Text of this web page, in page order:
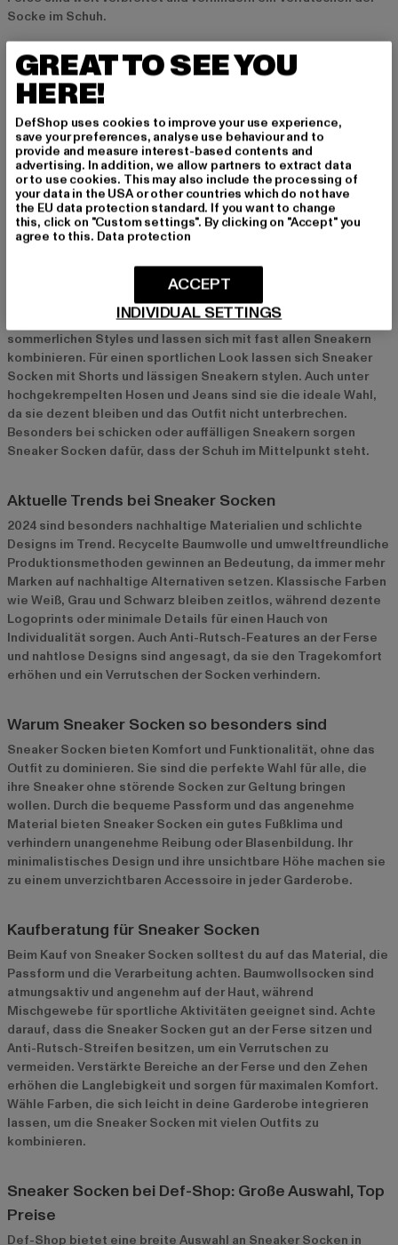
Socke im Schuh.
Materialien für maximalen Komfort und
Atmungsaktivität
Sneaker Socken bestehen oft aus Materialien wie Baumwolle,
Polyester oder Mischgeweben, die für Atmungsaktivität und ein
angenehmes Fußklima sorgen. Baumwollsocken sind weich und
hautfreundlich, während Polyester und Funktionsfasern schnell
trocknen und die Feuchtigkeit gut ableiten. Hochwertige
Sneaker Socken haben zudem verstärkte Fersen- und
Zehenbereiche, die für eine längere Haltbarkeit sorgen.
Styling-Tipps für Sneaker Socken
Sneaker Socken sind perfekt für verschiedene Looks und
Outfits. Sie passen optimal zu sportlichen, lässigen oder
sommerlichen Styles und lassen sich mit fast allen Sneakern
kombinieren. Für einen sportlichen Look lassen sich Sneaker
Socken mit Shorts und lässigen Sneakern stylen. Auch unter
hochgekrempelten Hosen und Jeans sind sie die ideale Wahl,
da sie dezent bleiben und das Outfit nicht unterbrechen.
Besonders bei schicken oder auffälligen Sneakern sorgen
Sneaker Socken dafür, dass der Schuh im Mittelpunkt steht.
Aktuelle Trends bei Sneaker Socken
2024 sind besonders nachhaltige Materialien und schlichte
Designs im Trend. Recycelte Baumwolle und umweltfreundliche
Produktionsmethoden gewinnen an Bedeutung, da immer mehr
Marken auf nachhaltige Alternativen setzen. Klassische Farben
wie Weiß, Grau und Schwarz bleiben zeitlos, während dezente
Logoprints oder minimale Details für einen Hauch von
Individualität sorgen. Auch Anti-Rutsch-Features an der Ferse
und nahtlose Designs sind angesagt, da sie den Tragekomfort
erhöhen und ein Verrutschen der Socken verhindern.
Warum Sneaker Socken so besonders sind
Sneaker Socken bieten Komfort und Funktionalität, ohne das
Outfit zu dominieren. Sie sind die perfekte Wahl für alle, die
ihre Sneaker ohne störende Socken zur Geltung bringen
wollen. Durch die bequeme Passform und das angenehme
Material bieten Sneaker Socken ein gutes Fußklima und
verhindern unangenehme Reibung oder Blasenbildung. Ihr
minimalistisches Design und ihre unsichtbare Höhe machen sie
zu einem unverzichtbaren Accessoire in jeder Garderobe.
Kaufberatung für Sneaker Socken
Beim Kauf von Sneaker Socken solltest du auf das Material, die
Passform und die Verarbeitung achten. Baumwollsocken sind
atmungsaktiv und angenehm auf der Haut, während
Mischgewebe für sportliche Aktivitäten geeignet sind. Achte
darauf, dass die Sneaker Socken gut an der Ferse sitzen und
Anti-Rutsch-Streifen besitzen, um ein Verrutschen zu
vermeiden. Verstärkte Bereiche an der Ferse und den Zehen
erhöhen die Langlebigkeit und sorgen für maximalen Komfort.
Wähle Farben, die sich leicht in deine Garderobe integrieren
lassen, um die Sneaker Socken mit vielen Outfits zu
kombinieren.
Sneaker Socken bei Def-Shop: Große Auswahl, Top
Preise
Def-Shop bietet eine breite Auswahl an Sneaker Socken in
GREAT TO SEE YOU
HERE!
DefShop uses cookies to improve your use experience,
save your preferences, analyse use behaviour and to
provide and measure interest-based contents and
advertising. In addition, we allow partners to extract data
or to use cookies. This may also include the processing of
your data in the USA or other countries which do not have
the EU data protection standard. If you want to change
this, click on "Custom settings". By clicking on "Accept" you
agree to this. Data protection
INDIVIDUAL SETTINGS
ACCEPT